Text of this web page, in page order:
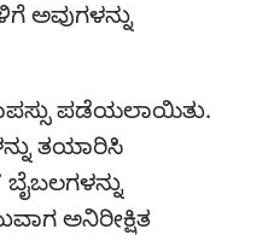
ಅವುಗಳನ್ನು
ಪಡೆಯಲಾಯಿತು.
ತಯಾರಿಸಿ
ಅನಿರೀಕ್ಷಿತ